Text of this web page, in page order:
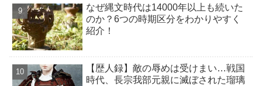
なぜ縄文時代は14000年以上も続いた
のか？6つの時期区分をわかりやすく
紹介！
【歴人録】敵の辱めは受けまい…戦国
時代、長宗我部元親に滅ぼされた瑠璃